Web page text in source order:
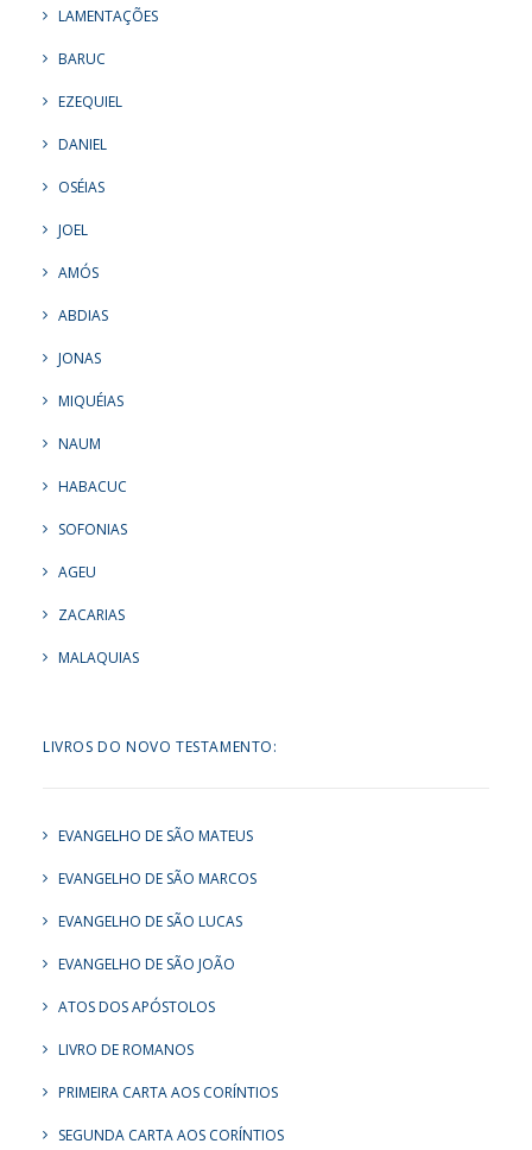
LAMENTAÇÕES
BARUC
EZEQUIEL
DANIEL
OSÉIAS
JOEL
AMÓS
ABDIAS
JONAS
MIQUÉIAS
NAUM
HABACUC
SOFONIAS
AGEU
ZACARIAS
MALAQUIAS
LIVROS DO NOVO TESTAMENTO:
EVANGELHO DE SÃO MATEUS
EVANGELHO DE SÃO MARCOS
EVANGELHO DE SÃO LUCAS
EVANGELHO DE SÃO JOÃO
ATOS DOS APÓSTOLOS
LIVRO DE ROMANOS
PRIMEIRA CARTA AOS CORÍNTIOS
SEGUNDA CARTA AOS CORÍNTIOS